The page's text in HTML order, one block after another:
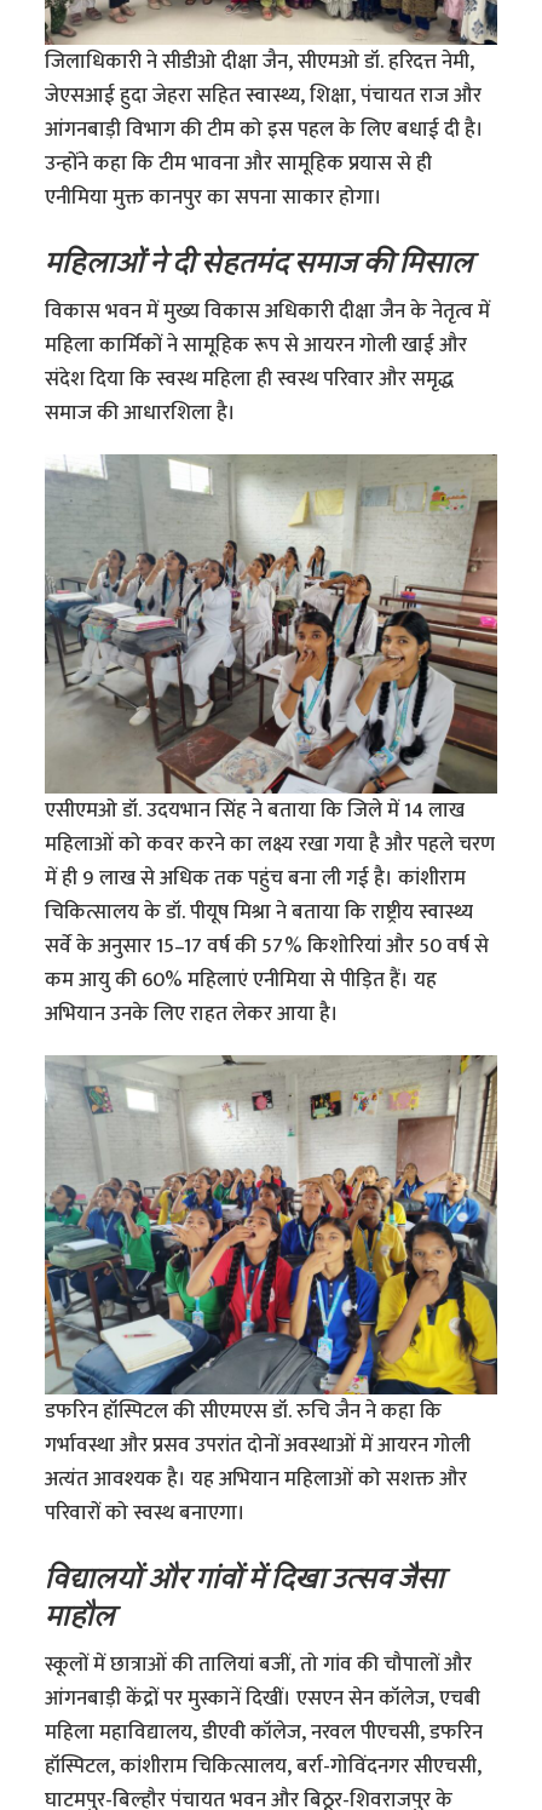
जिलाधिकारी ने सीडीओ दीक्षा जैन, सीएमओ डॉ. हरिदत्त नेमी,
जेएसआई हुदा जेहरा सहित स्वास्थ्य, शिक्षा, पंचायत राज और
आंगनबाड़ी विभाग की टीम को इस पहल के लिए बधाई दी है।
उन्होंने कहा कि टीम भावना और सामूहिक प्रयास से ही
एनीमिया मुक्त कानपुर का सपना साकार होगा।
महिलाओं ने दी सेहतमंद समाज की मिसाल
विकास भवन में मुख्य विकास अधिकारी दीक्षा जैन के नेतृत्व में
महिला कार्मिकों ने सामूहिक रूप से आयरन गोली खाई और
संदेश दिया कि स्वस्थ महिला ही स्वस्थ परिवार और समृद्ध
समाज की आधारशिला है।
एसीएमओ डॉ. उदयभान सिंह ने बताया कि जिले में 14 लाख
महिलाओं को कवर करने का लक्ष्य रखा गया है और पहले चरण
में ही 9 लाख से अधिक तक पहुंच बना ली गई है। कांशीराम
चिकित्सालय के डॉ. पीयूष मिश्रा ने बताया कि राष्ट्रीय स्वास्थ्य
सर्वे के अनुसार 15–17 वर्ष की 57% किशोरियां और 50 वर्ष से
कम आयु की 60% महिलाएं एनीमिया से पीड़ित हैं। यह
अभियान उनके लिए राहत लेकर आया है।
डफरिन हॉस्पिटल की सीएमएस डॉ. रुचि जैन ने कहा कि
गर्भावस्था और प्रसव उपरांत दोनों अवस्थाओं में आयरन गोली
अत्यंत आवश्यक है। यह अभियान महिलाओं को सशक्त और
परिवारों को स्वस्थ बनाएगा।
विद्यालयों और गांवों में दिखा उत्सव जैसा
माहौल
स्कूलों में छात्राओं की तालियां बजीं, तो गांव की चौपालों और
आंगनबाड़ी केंद्रों पर मुस्कानें दिखीं। एसएन सेन कॉलेज, एचबी
महिला महाविद्यालय, डीएवी कॉलेज, नरवल पीएचसी, डफरिन
हॉस्पिटल, कांशीराम चिकित्सालय, बर्रा-गोविंदनगर सीएचसी,
घाटमपुर-बिल्हौर पंचायत भवन और बिठूर-शिवराजपुर के